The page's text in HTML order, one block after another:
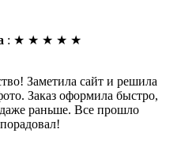
: ★ ★ ★ ★ ★
Заметила сайт и решила
Заказ оформила быстро,
даже раньше. Все прошло